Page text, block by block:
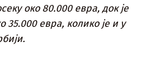
око 80.000 евра, док је
35.000 евра, колико је и у